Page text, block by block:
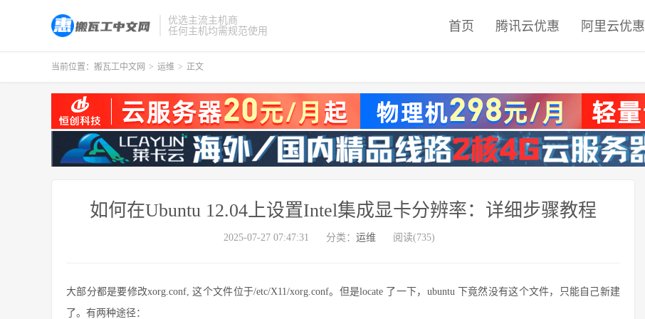
优选主流主机商
任何主机均需规范使用
首页 腾讯云优惠 阿里云优惠
当前位置： 搬瓦工中文网 > 运维 > 正文
如何在Ubuntu 12.04上设置Intel集成显卡分辨率：详细步骤教程
2025-07-27 07:47:31 分类： 运维 阅读(735)
大部分都是要修改xorg.conf, 这个文件位于/etc/X11/xorg.conf。但是locate 了一下，ubuntu 下竟然没有这个文件，只能自己新建
了。有两种途径：